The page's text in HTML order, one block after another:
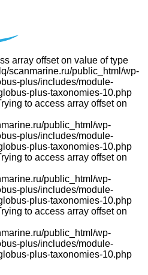
array offset on value of type
scanmarine.ru/public_html/wp-
plus/includes/module-
plus-taxonomies-10.php
to access array offset on
public_html/wp-
plus/includes/module-
plus-taxonomies-10.php
to access array offset on
public_html/wp-
plus/includes/module-
plus-taxonomies-10.php
to access array offset on
public_html/wp-
plus/includes/module-
plus-taxonomies-10.php